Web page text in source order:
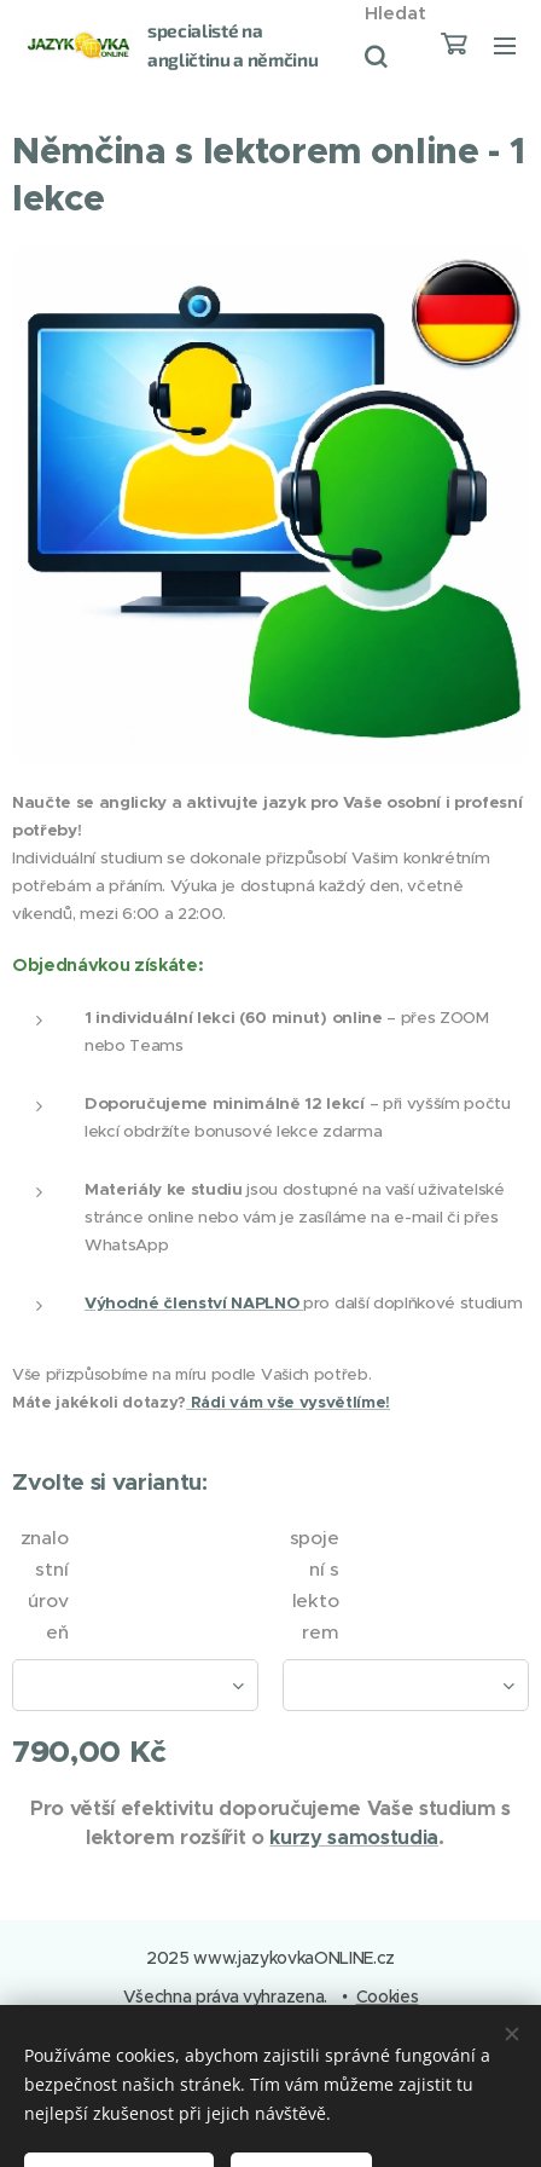
specialisté na
angličtinu a němčinu
Hledat
Němčina s lektorem online - 1
lekce
Naučte se anglicky a aktivujte jazyk pro Vaše osobní i profesní
potřeby!
Individuální studium se dokonale přizpůsobí Vašim konkrétním
potřebám a přáním. Výuka je dostupná každý den, včetně
víkendů, mezi 6:00 a 22:00.
Objednávkou získáte:
1 individuální lekci (60 minut) online – přes ZOOM
nebo Teams
Doporučujeme minimálně 12 lekcí– při vyšším počtu
lekcí obdržíte bonusové lekce zdarma
Materiály ke studiu jsou dostupné na vaší uživatelské
stránce online nebo vám je zasíláme na e-mail či přes
WhatsApp
Výhodné členství NAPLNOpro další doplňkové studium
Vše přizpůsobíme na míru podle Vašich potřeb.
Máte jakékoli dotazy? Rádi vám vše vysvětlíme!
Zvolte si variantu:
znalo
stní
úrov
eň
spoje
ní s
lekto
rem
790,00 Kč
Pro větší efektivitu doporučujeme Vaše studium s
lektorem rozšířit o kurzy samostudia.
2025 www.jazykovkaONLINE.cz
Všechna práva vyhrazena.
Cookies
Jazyky
Čeština
English Deutsch Polski Français
Používáme cookies, abychom zajistili správné fungování a
bezpečnost našich stránek. Tím vám můžeme zajistit tu
nejlepší zkušenost při jejich návštěvě.